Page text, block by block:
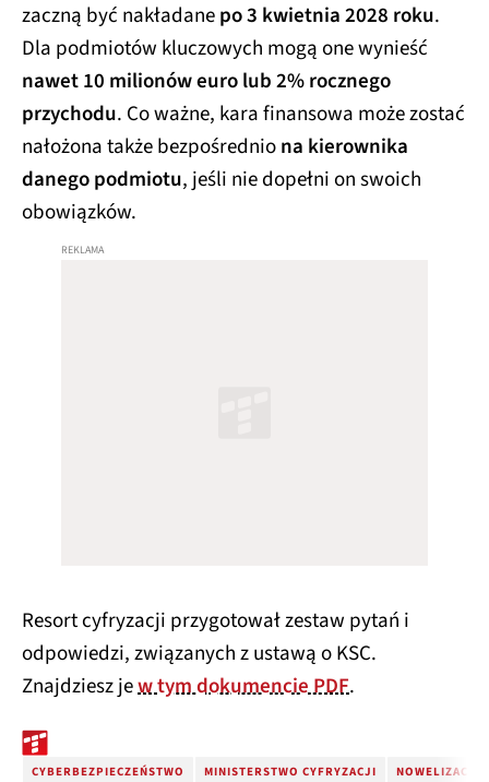
zaczną być nakładanepo 3 kwietnia 2028 roku.
Dla podmiotów kluczowych mogą one wynieść
nawet 10 milionów euro lub 2% rocznego
przychodu. Co ważne, kara finansowa może zostać
nałożona także bezpośredniona kierownika
danego podmiotu, jeśli nie dopełni on swoich
obowiązków.
Resort cyfryzacji przygotował zestaw pytań i
odpowiedzi, związanych z ustawą o KSC.
Znajdziesz jew tym dokumencie PDF.
CYBERBEZPIECZEŃSTWO MINISTERSTWO CYFRYZACJI NOWELIZACJA